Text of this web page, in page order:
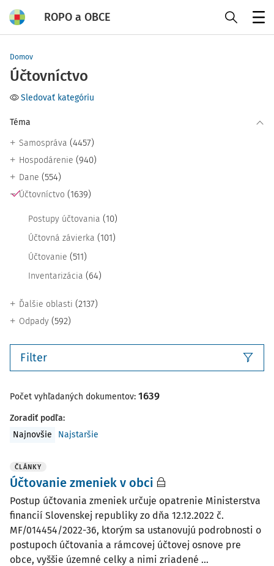
ROPO a OBCE
Domov
Účtovníctvo
Sledovať kategóriu
Téma
Samospráva (4457)
Hospodárenie (940)
Dane (554)
Účtovníctvo (1639)
Postupy účtovania (10)
Účtovná závierka (101)
Účtovanie (511)
Inventarizácia (64)
Ďalšie oblasti (2137)
Odpady (592)
Filter
Počet vyhľadaných dokumentov: 1639
Zoradiť podľa:
Najnovšie
Najstaršie
ČLÁNKY
Účtovanie zmeniek v obci
Postup účtovania zmeniek určuje opatrenie Ministerstva
financií Slovenskej republiky zo dňa 12.12.2022 č.
MF/014454/2022-36, ktorým sa ustanovujú podrobnosti o
postupoch účtovania a rámcovej účtovej osnove pre
obce, vyššie územné celky a nimi zriadené ...